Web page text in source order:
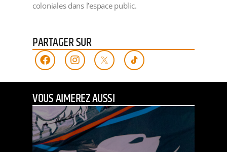
coloniales dans l’espace public.
PARTAGER SUR
VOUS AIMEREZ AUSSI